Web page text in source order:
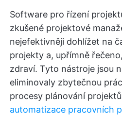
Software pro řízení
zkušené projektové
nejefektivněji dohlížet na
projekty a, upřímně
zdraví. Tyto nástroje jsou
eliminovaly zbytečnou
procesy plánování
automatizace pracovních